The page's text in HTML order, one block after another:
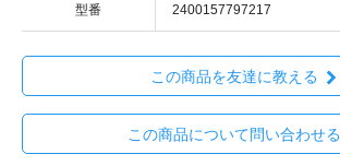
型番 2400157797217
この商品を友達に教える
この商品について問い合わせる